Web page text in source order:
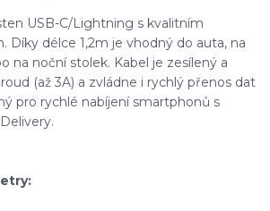
USB-C/Lightning s kvalitním
Díky délce 1,2m je vhodný do auta, na
na noční stolek. Kabel je zesílený a
(až 3A) a zvládne i rychlý přenos dat
pro rychlé nabíjení smartphonů s